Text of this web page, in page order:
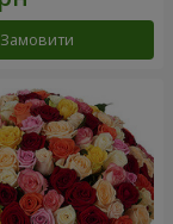
Замовити